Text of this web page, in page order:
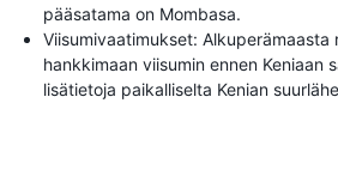
pääsatama on Mombasa.
Viisumivaatimukset: Alkuperämaasta
hankkimaan viisumin ennen Keniaan
lisätietoja paikalliselta Kenian